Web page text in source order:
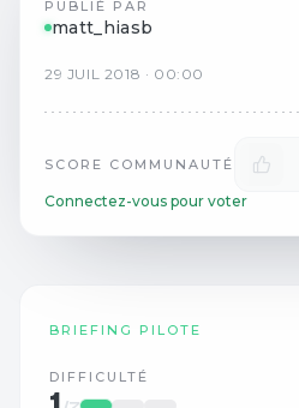
PUBLIÉ PAR
matt_hiasb
29 JUIL 2018 · 00:00
SCORE COMMUNAUTÉ
Connectez-vous pour voter
BRIEFING PILOTE
DIFFICULTÉ